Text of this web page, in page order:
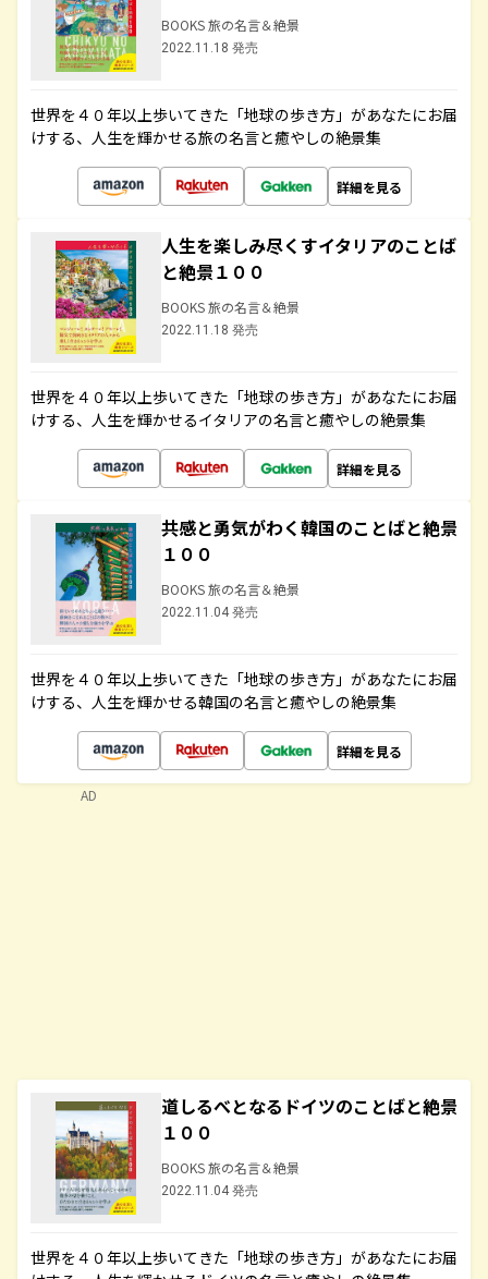
BOOKS 旅の名言＆絶景
2022.11.18 発売
世界を４０年以上歩いてきた「地球の歩き方」があなたにお届
けする、人生を輝かせる旅の名言と癒やしの絶景集
詳細を見る
人生を楽しみ尽くすイタリアのことば
と絶景１００
BOOKS 旅の名言＆絶景
2022.11.18 発売
世界を４０年以上歩いてきた「地球の歩き方」があなたにお届
けする、人生を輝かせるイタリアの名言と癒やしの絶景集
詳細を見る
共感と勇気がわく韓国のことばと絶景
１００
BOOKS 旅の名言＆絶景
2022.11.04 発売
世界を４０年以上歩いてきた「地球の歩き方」があなたにお届
けする、人生を輝かせる韓国の名言と癒やしの絶景集
詳細を見る
道しるべとなるドイツのことばと絶景
１００
BOOKS 旅の名言＆絶景
2022.11.04 発売
世界を４０年以上歩いてきた「地球の歩き方」があなたにお届
AD